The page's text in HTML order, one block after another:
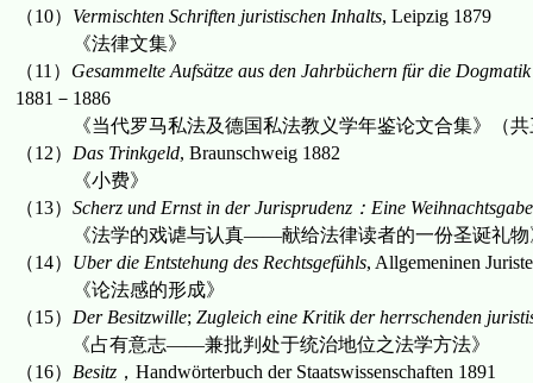
（10） Vermischten Schriften juristischen Inhalts, Leipzig 1879
《法律文集》
（11 ） Gesammelte Aufsätze aus den Jahrbüchern für die
1881 － 1886
《当代罗马私法及德国私法教义学年鉴论文合集》（
（12） Das Trinkgeld, Braunschweig 1882
《小费》
（13） Scherz und Ernst in der Jurisprudenz： Eine
《法学的戏谑与认真——献给法律读者的一份圣诞礼物
（14） Uber die Entstehung des Rechtsgefühls, Allgemeninen
《论法感的形成》
（15） Der Besitzwille; Zugleich eine Kritik der herrschenden
《占有意志——兼批判处于统治地位之法学方法》
（16） Besitz， Handwörterbuch der Staatswissenschaften 1891